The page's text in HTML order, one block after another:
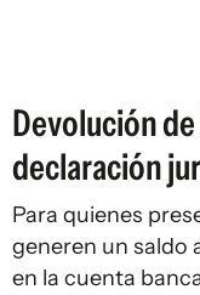
Devolución
declaración
Para quienes
generen un saldo
en la cuenta